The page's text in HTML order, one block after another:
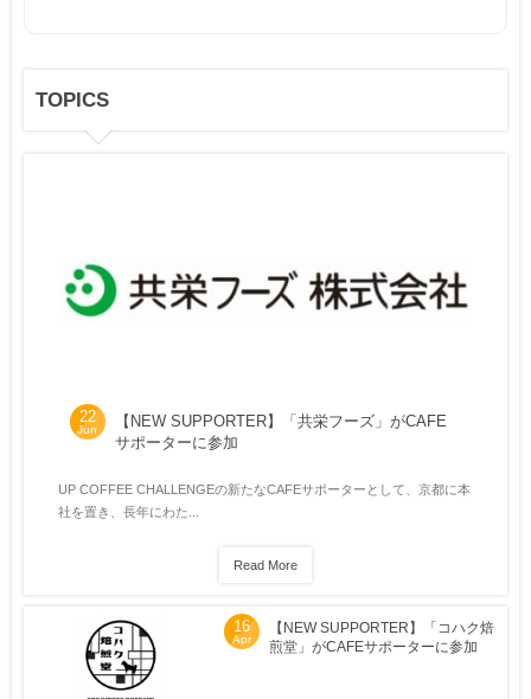
TOPICS
22
Jun
【NEW SUPPORTER】「共栄フーズ」がCAFE
サポーターに参加
UP COFFEE CHALLENGEの新たなCAFEサポーターとして、京都に本
社を置き、長年にわた...
Read More
16
Apr
【NEW SUPPORTER】「コハク焙
煎堂」がCAFEサポーターに参加